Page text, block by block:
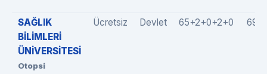
SAĞLIK
BİLİMLERİ
ÜNİVERSİTESİ
Otopsi
Ücretsiz Devlet 65+2+0+2+0